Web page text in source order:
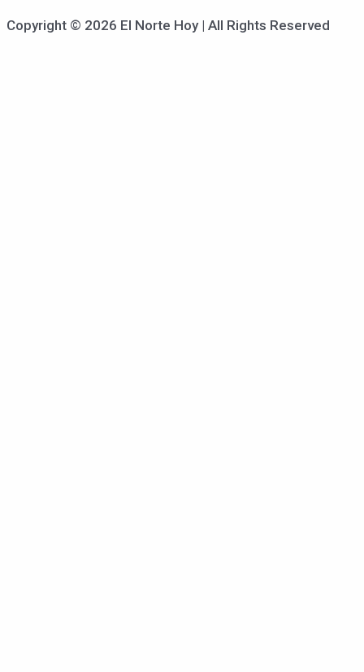
Copyright © 2026 El Norte Hoy | All Rights Reserved